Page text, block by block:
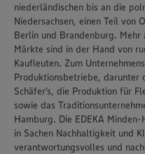
niederländischen bis an die
Niedersachsen, einen Teil von
Berlin und Brandenburg.
Märkte sind in der Hand von
Kaufleuten. Zum
Produktionsbetriebe,
Schäfer’s, die Produktion für
sowie das
Hamburg. Die EDEKA
in Sachen Nachhaltigkeit und
verantwortungsvolles und